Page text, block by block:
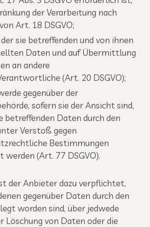
der Verarbeitung nach
Art. 18 DSGVO;
sie betreffenden und von ihnen
Daten und auf Übermittlung
an andere
(Art. 20 DSGVO);
gegenüber der
sofern sie der Ansicht sind,
betreffenden Daten durch den
Verstoß gegen
Bestimmungen
werden (Art. 77 DSGVO).
der Anbieter dazu verpflichtet,
gegenüber Daten durch den
worden sind, über jedwede
Löschung von Daten oder die